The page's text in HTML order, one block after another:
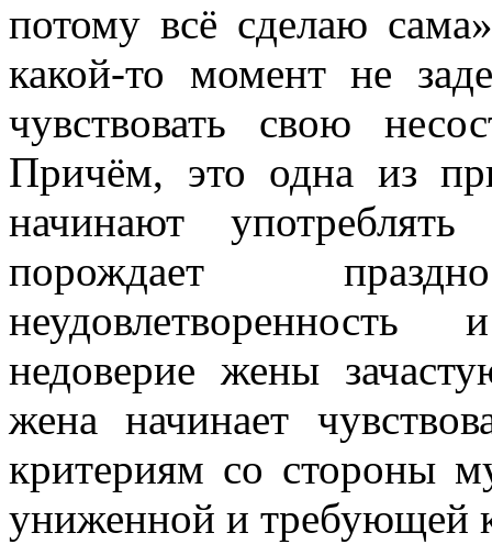
потому всё сделаю
какой-то момент не
чувствовать свою
Причём, это одна из
начинают
порождает
недоверие жены
жена начинает
критериям со стороны
униженной и требующей